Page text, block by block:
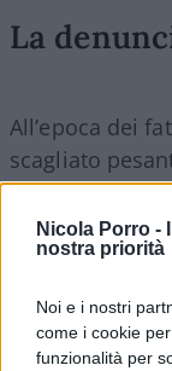
Nicola Porro -
nostra priorità
Noi e i nostri
come i cookie
funzionalità per
La
All’epoca dei
scagliato
“blindata” dai
gli sarebbe
Movimento.
decreto
vaso a metà